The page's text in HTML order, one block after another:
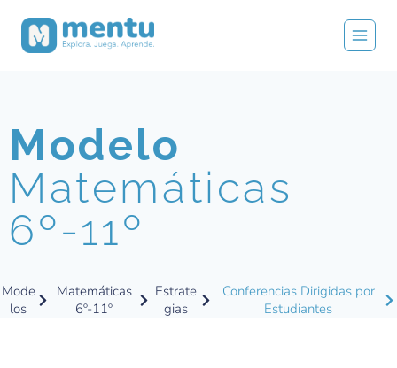
Modelo
Matemáticas
6º-11º
Mode
los
Matemáticas
6º-11º
Estrate
gias
Conferencias Dirigidas por
Estudiantes